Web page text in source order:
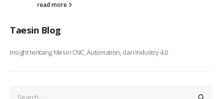
read more
Taesin Blog
Insight tentang Mesin CNC, Automation, dan Industry 4.0